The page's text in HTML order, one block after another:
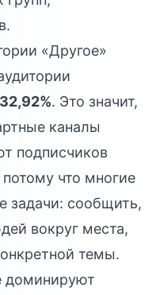
«Другое»
32,92%. Это значит,
каналы
подписчиков
что многие
задачи: сообщить,
вокруг места,
темы.
доминируют